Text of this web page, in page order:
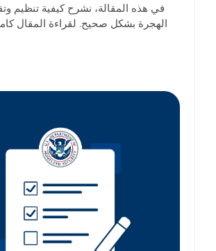
في هذه المقالة، نشرح كيفية تنظيم
الهجرة بشكل صحيح. لقراءة المقال